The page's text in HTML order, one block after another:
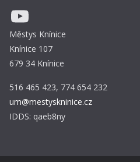
YouTube
Městys Knínice
Knínice 107
679 34 Knínice
516 465 423, 774 654 232
um@mestyskninice.cz
IDDS: qaeb8ny